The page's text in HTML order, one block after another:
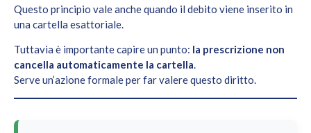
Questo principio vale anche quando il debito viene inserito in
una cartella esattoriale.
Tuttavia è importante capire un punto: la prescrizione non
cancella automaticamente la cartella.
Serve un’azione formale per far valere questo diritto.